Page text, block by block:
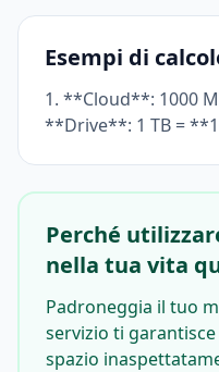
Esempi di
1. **Cloud**: 1000
**Drive**: 1 TB =
Perché
nella tua vita
Padroneggia il tuo
servizio ti
spazio